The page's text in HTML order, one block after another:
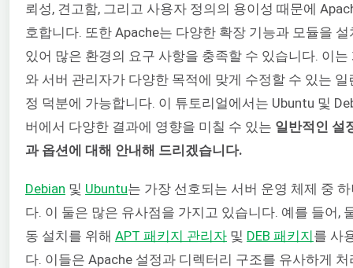
뢰성, 견고함, 그리고 사용자 정의의 용이성 때문에
호합니다. 또한 Apache는 다양한 확장 기능과 모듈을 설
있어 많은 환경의 요구 사항을 충족할 수 있습니다. 이는
와 서버 관리자가 다양한 목적에 맞게 수정할 수 있는 일
정 덕분에 가능합니다. 이 튜토리얼에서는 Ubuntu 및
버에서 다양한 결과에 영향을 미칠 수 있는 일반적인 설
과 옵션에 대해 안내해 드리겠습니다.
Debian 및 Ubuntu는 가장 선호되는 서버 운영 체제 중
다. 이 둘은 많은 유사점을 가지고 있습니다. 예를 들어,
동 설치를 위해 APT 패키지 관리자 및 DEB 패키지를 사
다. 이들은 Apache 설정과 디렉터리 구조를 유사하게